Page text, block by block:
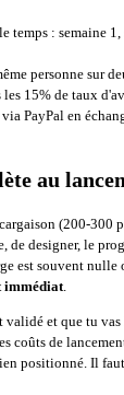
temps : semaine
personne sur
les 15% de taux
PayPal en
au
(200-300
de designer, le
est souvent nulle
immédiat.
et que tu
coûts de
positionné. Il